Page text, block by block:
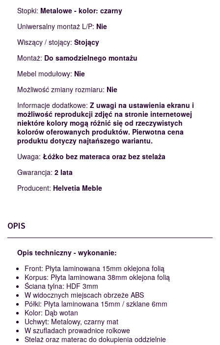
Stopki: Metalowe - kolor: czarny
Uniwersalny montaż L/P: Nie
Wiszący / stojący: Stojący
Montaż: Do samodzielnego montażu
Mebel modułowy: Nie
Możliwość zmiany rozmiaru: Nie
Informacje dodatkowe: Z uwagi na ustawienia ekranu i
możliwość reprodukcji zdjęć na stronie internetowej
niektóre kolory mogą różnić się od rzeczywistych
kolorów oferowanych produktów. Pierwotna cena
produktu dotyczy najtańszego wariantu.
Uwaga: Łóżko bez materaca oraz bez stelaża
Gwarancja: 2 lata
Producent: Helvetia Meble
OPIS
Opis techniczny - wykonanie:
Front: Płyta laminowana 15mm oklejona folią
Korpus: Płyta laminowana 38mm oklejona folią
Ściana tylna: HDF 3mm
W widocznych miejscach obrzeże ABS
Półki: Płyta laminowana 15mm / szklane 6mm
Kolor: Dąb wotan
Uchwyt: Metalowy, czarny mat
W szufladach prowadnice rolkowe
Stelaż oraz materac do dokupienia oddzielnie